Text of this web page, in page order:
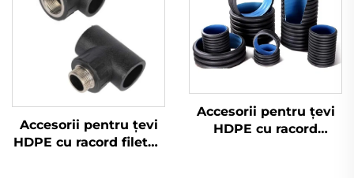
Accesorii pentru țevi
HDPE cu racord filetat,
Accesorii pentru țevi
HDPE cu racord